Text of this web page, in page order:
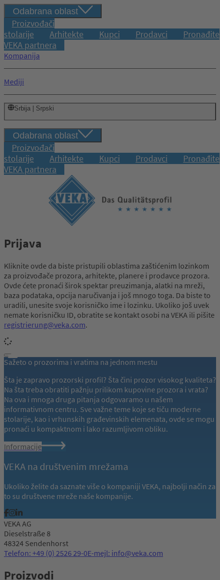
Odabrana oblast
Proizvođači
stolarije
Arhitekte Kupci Prodavci
Pronađite
VEKA partnera
Kompanija
Mediji
Srbija | Srpski
Odabrana oblast
Proizvođači
stolarije
Arhitekte Kupci Prodavci
Pronađite
VEKA partnera
Prijava
Kliknite ovde da biste pristupili oblastima zaštićenim lozinkom
za proizvođače prozora, arhitekte, planere i prodavce prozora.
Ovde ćete pronaći širok spektar preuzimanja, alatki na mreži,
baza podataka, opcija naručivanja i još mnogo toga. Da biste to
uradili, unesite svoje korisničko ime i lozinku. Ukoliko još uvek
nemate korisničku ID, obratite se kontakt osobi na VEKA ili pišite
registrierung@veka.com.
Sažeto o prozorima i vratima na jednom mestu
Šta je zapravo prozorski profil? Šta čini prozor visokog kvaliteta?
Na šta treba obratiti pažnju prilikom kupovine prozora i vrata?
Na ova i mnoga druga pitanja odgovaramo u našem
informativnom centru. Sve važne teme koje se tiču moderne
stolarije, kao i vrhunskih građevinskih elemenata, ovde se mogu
pronaći u kompaktnom i lako razumljivom obliku.
Informacije
VEKA na društvenim mrežama
Ukoliko želite da saznate više o kompaniji VEKA, najbolji način za
to su društvene mreže naše kompanije.
VEKA AG
Dieselstraße 8
48324 Sendenhorst
Telefon: +49 (0) 2526 29-0E-mejl: info@veka.com
Proizvodi